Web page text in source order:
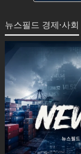
뉴스필드 경제·사회